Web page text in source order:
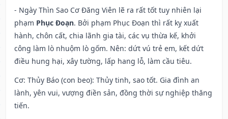
- Ngày Thìn Sao Cơ Đăng Viên lẽ ra rất tốt tuy nhiên lại
phạm Phục Đoạn. Bởi phạm Phục Đoạn thì rất kỵ xuất
hành, chôn cất, chia lãnh gia tài, các vụ thừa kế, khởi
công làm lò nhuộm lò gốm. Nên: dứt vú trẻ em, kết dứt
điều hung hại, xây tường, lấp hang lỗ, làm cầu tiêu.
Cơ: Thủy Báo (con beo): Thủy tinh, sao tốt. Gia đình an
lành, yên vui, vượng điền sản, đồng thời sự nghiệp thăng
tiến.